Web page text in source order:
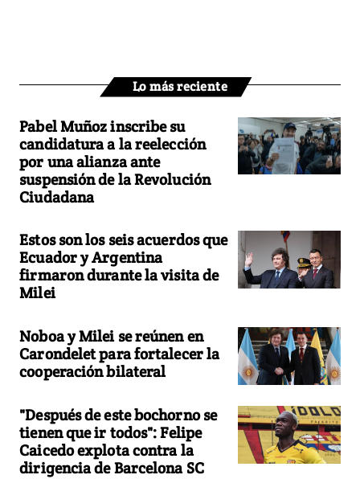
Lo más reciente
Pabel Muñoz inscribe su
candidatura a la reelección
por una alianza ante
suspensión de la Revolución
Ciudadana
Estos son los seis acuerdos que
Ecuador y Argentina
firmaron durante la visita de
Milei
Noboa y Milei se reúnen en
Carondelet para fortalecer la
cooperación bilateral
"Después de este bochorno se
tienen que ir todos": Felipe
Caicedo explota contra la
dirigencia de Barcelona SC